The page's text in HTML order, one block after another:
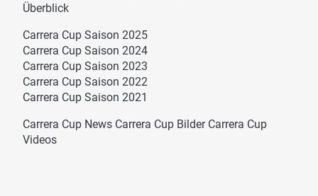
Überblick
Carrera Cup Saison 2025
Carrera Cup Saison 2024
Carrera Cup Saison 2023
Carrera Cup Saison 2022
Carrera Cup Saison 2021
Carrera Cup News Carrera Cup Bilder Carrera Cup
Videos